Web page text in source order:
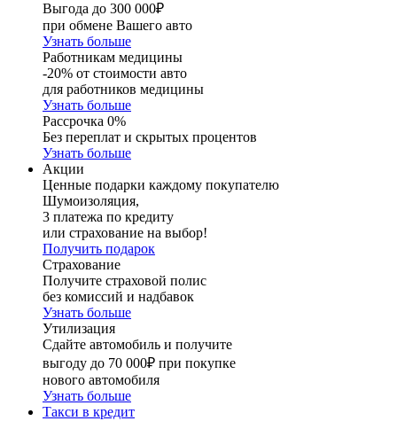
Выгода до 300 000₽
при обмене Вашего авто
Узнать больше
Работникам медицины
-20% от стоимости авто
для работников медицины
Узнать больше
Рассрочка 0%
Без переплат и скрытых процентов
Узнать больше
Акции
Ценные подарки каждому покупателю
Шумоизоляция,
3 платежа по кредиту
или страхование на выбор!
Получить подарок
Страхование
Получите страховой полис
без комиссий и надбавок
Узнать больше
Утилизация
Сдайте автомобиль и получите
выгоду до 70 000₽ при покупке
нового автомобиля
Узнать больше
Такси в кредит